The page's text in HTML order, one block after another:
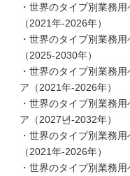
・世界のタイプ別業務
（2021年-2026年）
・世界のタイプ別業務
（2025-2030年）
・世界のタイプ別業務
ア（2021年-2026年）
・世界のタイプ別業務
ア（2027년-2032年）
・世界のタイプ別業務
（2021年-2026年）
・世界のタイプ別業務